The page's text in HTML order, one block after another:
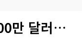
만 달러…